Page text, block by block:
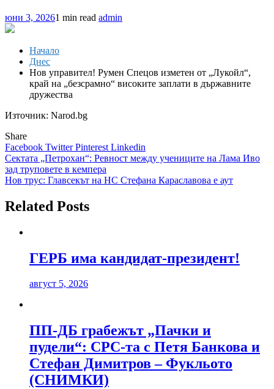
юни 3, 20261 min read admin
Начало
Днес
Нов управител! Румен Спецов изметен от „Лукойл“,
край на „безсрамно“ високите заплати в държавните
дружества
Източник: Narod.bg
Share
Facebook TwitterPinterest Linkedin
Навигация
Сектата „Петрохан“: Ревност между учениците на Лама Иво
зад труповете в кемпера
Нов трус: Главсекът на НС Стефана Караславова е аут
Related Posts
ГЕРБ има кандидат-президент!
август 5, 2026
ПП-ДБ грабежът „Пачки и
пудели“: СРС-та с Петя Банкова и
Стефан Димитров – Фукльото
(СНИМКИ)